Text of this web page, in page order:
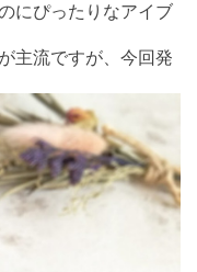
にぴったりなアイブ
主流ですが、今回発